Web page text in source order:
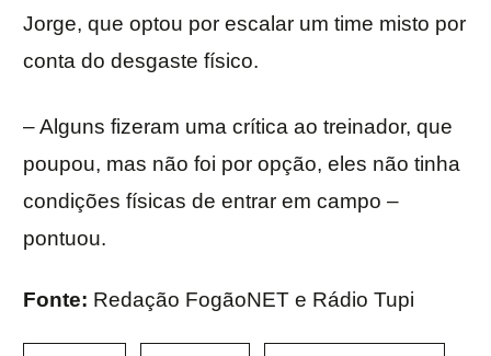
Jorge, que optou por escalar um time misto por
conta do desgaste físico.
– Alguns fizeram uma crítica ao treinador, que
poupou, mas não foi por opção, eles não tinha
condições físicas de entrar em campo –
pontuou.
Fonte: Redação FogãoNET e Rádio Tupi